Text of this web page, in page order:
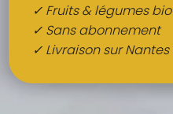
✓ Fruits & légumes
✓ Sans abonnement
✓ Livraison sur